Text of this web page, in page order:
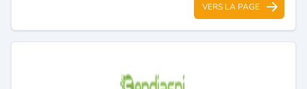
VERS LA PAGE